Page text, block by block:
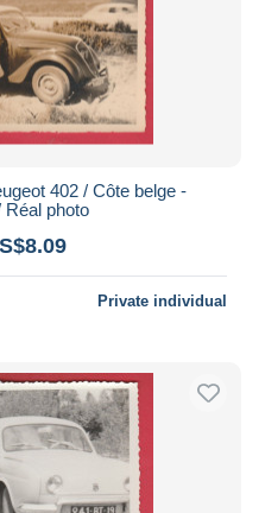
402 / Côte belge -
Réal photo
Private individual